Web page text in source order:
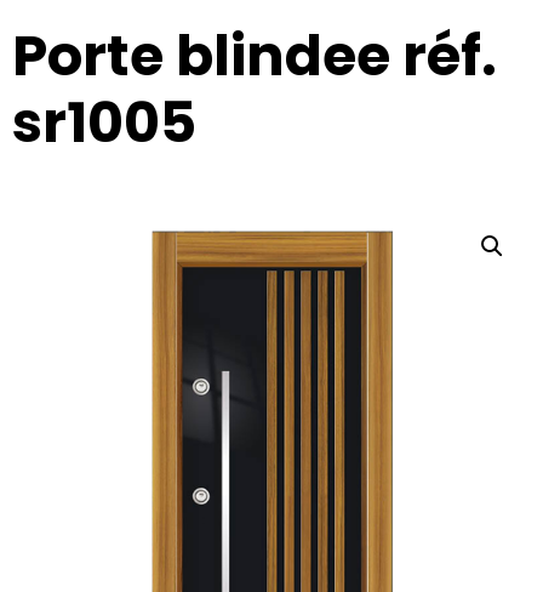
Porte blindee réf.
sr1005